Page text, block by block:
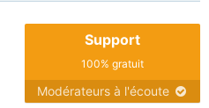
Support
100% gratuit
Modérateurs à l'écoute